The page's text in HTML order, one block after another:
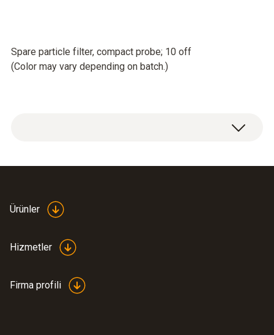
Spare particle filter, compact probe; 10 off
(Color may vary depending on batch.)
Ürünler
Hizmetler
Firma profili